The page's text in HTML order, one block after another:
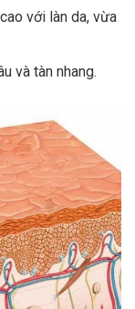
với làn da, vừa
và tàn nhang.